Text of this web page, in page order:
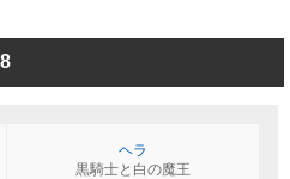
ヘラ
黒騎士と白の魔王